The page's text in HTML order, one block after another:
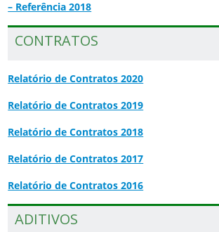
– Referência 2018
CONTRATOS
Relatório de Contratos 2020
Relatório de Contratos 2019
Relatório de Contratos 2018
Relatório de Contratos 2017
Relatório de Contratos 2016
ADITIVOS